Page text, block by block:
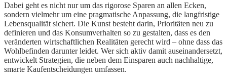
Dabei geht es nicht nur um das rigorose Sparen an allen Ecken,
sondern vielmehr um eine pragmatische Anpassung, die langfristige
Lebensqualität sichert. Die Kunst besteht darin, Prioritäten neu zu
definieren und das Konsumverhalten so zu gestalten, dass es den
veränderten wirtschaftlichen Realitäten gerecht wird – ohne dass das
Wohlbefinden darunter leidet. Wer sich aktiv damit auseinandersetzt,
entwickelt Strategien, die neben dem Einsparen auch nachhaltige,
smarte Kaufentscheidungen umfassen.